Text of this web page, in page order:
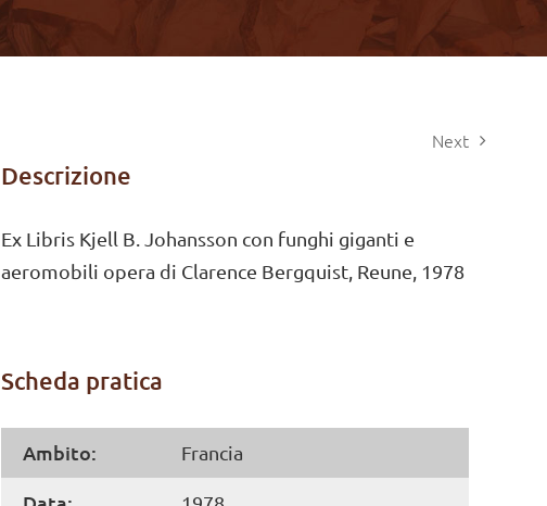
Next
Descrizione
Ex Libris Kjell B. Johansson con funghi giganti e
aeromobili opera di Clarence Bergquist, Reune, 1978
Scheda pratica
Ambito: Francia